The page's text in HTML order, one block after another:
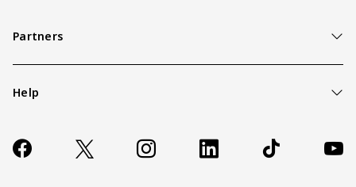
Partners
Help
Contact
FAQ
Socials
https://www.facebook.com/AZAlkmaar
X Instagram LinkedIn TikTok